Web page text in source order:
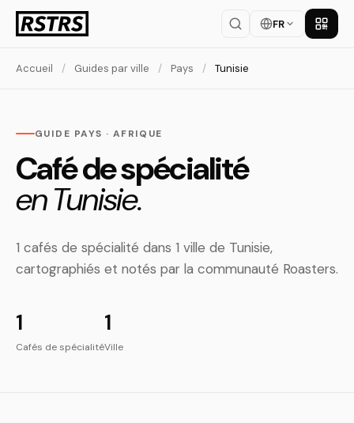
FR
Accueil / Guides par ville / Pays / Tunisie
GUIDE PAYS · AFRIQUE
Café de spécialité
en Tunisie.
1 cafés de spécialité dans 1 ville de Tunisie,
cartographiés et notés par la communauté Roasters.
1
Cafés de spécialité
1
Ville